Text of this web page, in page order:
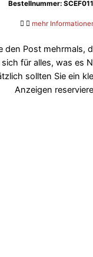
Bestellnummer:
mehr
den Post mehrmals,
für alles, was es
sollten Sie ein
Anzeigen